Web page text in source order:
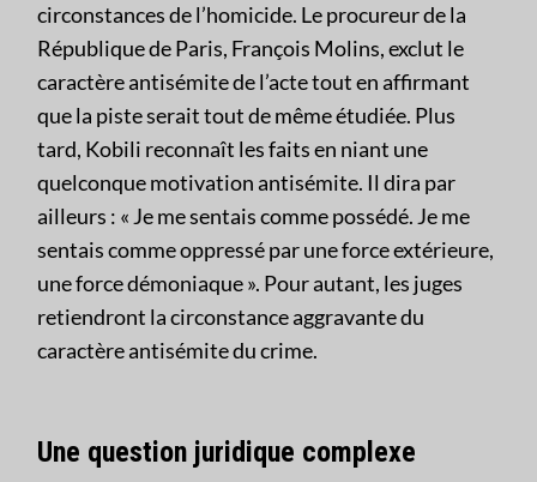
circonstances de l’homicide. Le procureur de la
République de Paris, François Molins, exclut le
caractère antisémite de l’acte tout en affirmant
que la piste serait tout de même étudiée. Plus
tard, Kobili reconnaît les faits en niant une
quelconque motivation antisémite. Il dira par
ailleurs : « Je me sentais comme possédé. Je me
sentais comme oppressé par une force extérieure,
une force démoniaque ». Pour autant, les juges
retiendront la circonstance aggravante du
caractère antisémite du crime.
Une question juridique complexe